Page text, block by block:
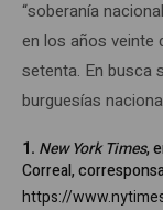
“soberanía
en los años veinte
setenta. En busca
burguesías
1. New York Times,
Correal,
https://